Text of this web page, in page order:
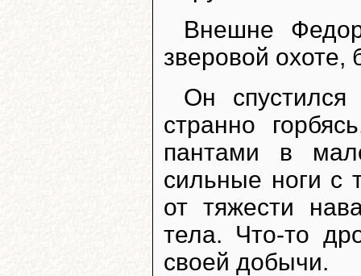
Внешне
зверовой охоте,
Он
странно
пантами в
сильные ноги с
от тяжести
тела. Что-то
своей добычи.